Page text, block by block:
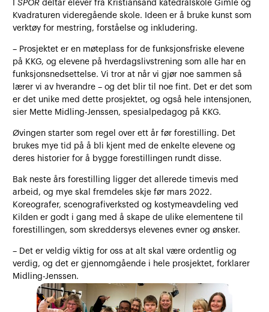
ISPOR deltar elever fra Kristiansand katedralskole Gimle og
Kvadraturen videregående skole. Ideen er å bruke kunst som
verktøy for mestring, forståelse og inkludering.
– Prosjektet er en møteplass for de funksjonsfriske elevene
på KKG, og elevene på hverdagslivstrening som alle har en
funksjonsnedsettelse. Vi tror at når vi gjør noe sammen så
lærer vi av hverandre – og det blir til noe fint. Det er det som
er det unike med dette prosjektet, og også hele intensjonen,
sier Mette Midling-Jenssen, spesialpedagog på KKG.
Øvingen starter som regel over ett år før forestilling. Det
brukes mye tid på å bli kjent med de enkelte elevene og
deres historier for å bygge forestillingen rundt disse.
Bak neste års forestilling ligger det allerede timevis med
arbeid, og mye skal fremdeles skje før mars 2022.
Koreografer, scenografiverksted og kostymeavdeling ved
Kilden er godt i gang med å skape de ulike elementene til
forestillingen, som skreddersys elevenes evner og ønsker.
– Det er veldig viktig for oss at alt skal være ordentlig og
verdig, og det er gjennomgående i hele prosjektet, forklarer
Midling-Jenssen.